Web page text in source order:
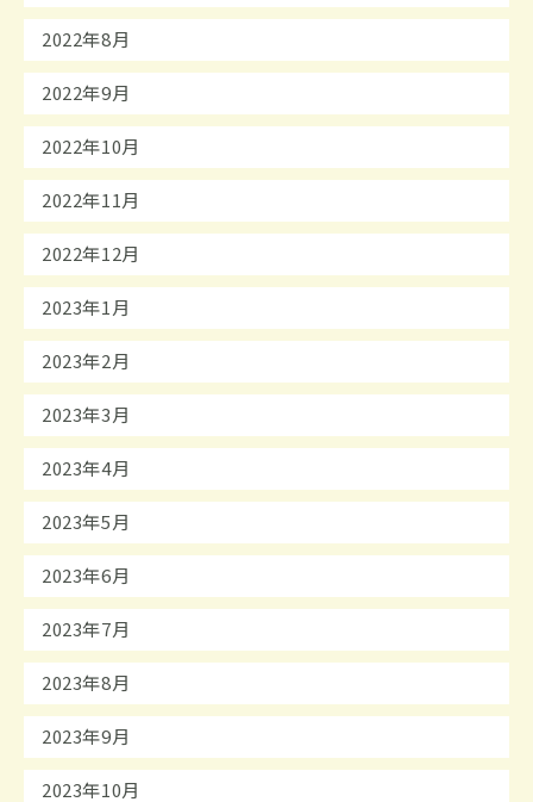
2022年8月
2022年9月
2022年10月
2022年11月
2022年12月
2023年1月
2023年2月
2023年3月
2023年4月
2023年5月
2023年6月
2023年7月
2023年8月
2023年9月
2023年10月